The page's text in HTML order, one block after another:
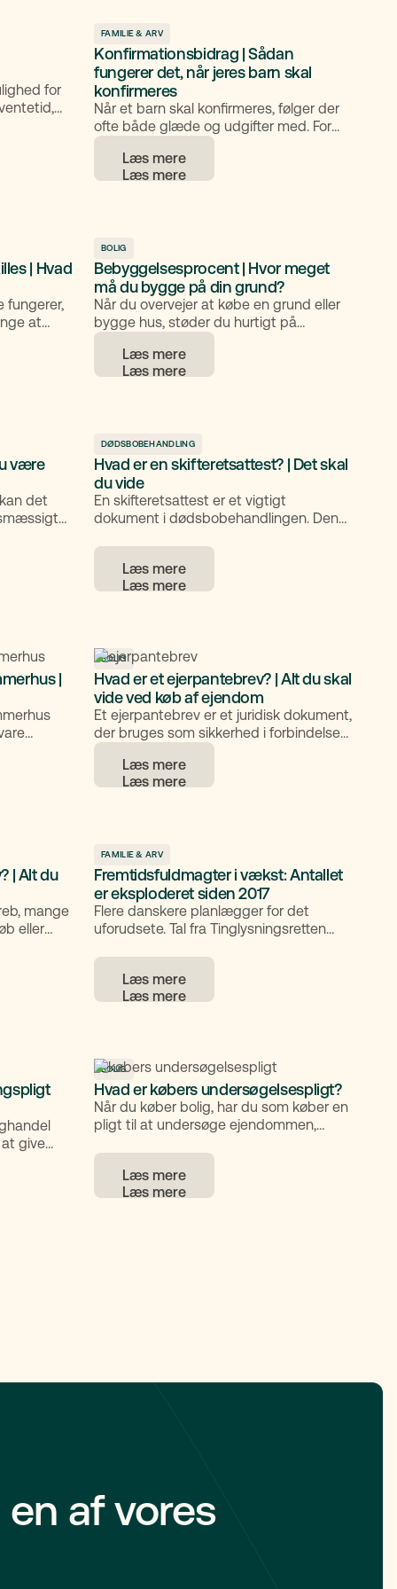
på arv.
i
udgangspunkt ikke børnebidrag, men
der kan være undtagelser, og I kan dele
udgifter efter aftale. En tydelig skriftlig
samværsaftale kan forebygge
misforståelser om ferie, højtider og
økonomi.
for
i
FAMILIE & ARV
Konfirmationsbidrag | Sådan
fungerer det, når jeres barn skal
konfirmeres
Når et barn skal konfirmeres, følger der
ofte både glæde og udgifter med. For
adskilte forældre kan det være en god
idé at aftale, hvordan konfirmationen skal
finansieres. Her spiller
Læs mere
| Hvad
fungerer,
at
vil. Det
BOLIG
Bebyggelsesprocent | Hvor meget
må du bygge på din grund?
Når du overvejer at købe en grund eller
bygge hus, støder du hurtigt på
begrebet bebyggelsesprocent. Det er et
af de vigtigste tal i planlægningen af et
byggeri, fordi det afgør, hvor meget du
hvordan den beregnes, og hvorfor den
har stor betydning, når du køber grund.
Læs mere
være
det
kan få
ejendele.
DØDSBOBEHANDLING
Hvad er en skifteretsattest? | Det skal
du vide
En skifteretsattest er et vigtigt
dokument i dødsbobehandlingen. Den
er nødvendig for at kunne håndtere
afdødes økonomiske og juridiske forhold
korrekt.
Læs mere
|
undgå
fejl
BOLIG
Hvad er et ejerpantebrev? | Alt du skal
vide ved køb af ejendom
Et ejerpantebrev er et juridisk dokument,
der bruges som sikkerhed i forbindelse
med lån i fast ejendom. Mange møder
begrebet, når de køber bolig eller taler
med banken om finansiering, men det
fungerer, hvornår det bruges, og hvad du
skal være opmærksom på.
Læs mere
| Alt du
mange
eller
man
ændres
FAMILIE & ARV
Fremtidsfuldmagter i vækst: Antallet
er eksploderet siden 2017
Flere danskere planlægger for det
uforudsete. Tal fra Tinglysningsretten
oprettede fremtidsfuldmagter.
Læs mere
give
Som
på, at
BOLIG
Hvad er købers undersøgelsespligt?
Når du køber bolig, har du som køber en
pligt til at undersøge ejendommen,
købers undersøgelsespligt, og den spiller
en vigtig rolle i enhver ejendomshandel.
Læs mere
af vores